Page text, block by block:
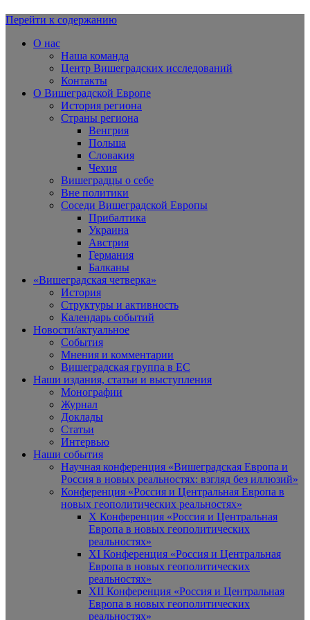
Вишеградская Европа
Перейти к содержанию
О нас
Наша команда
Центр Вишеградских исследований
Контакты
О Вишеградской Европе
История региона
Страны региона
Венгрия
Польша
Словакия
Чехия
Вишеградцы о себе
Вне политики
Соседи Вишеградской Европы
Прибалтика
Украина
Австрия
Германия
Балканы
«Вишеградская четверка»
История
Структуры и активность
Календарь событий
Новости/актуальное
События
Мнения и комментарии
Вишеградская группа в ЕС
Наши издания, статьи и выступления
Монографии
Журнал
Доклады
Статьи
Интервью
Наши события
Научная конференция «Вишеградская Европа и
Россия в новых реальностях: взгляд без иллюзий»
Конференция «Россия и Центральная Европа в
новых геополитических реальностях»
X Конференция «Россия и Центральная
Европа в новых геополитических
реальностях»
XI Конференция «Россия и Центральная
Европа в новых геополитических
реальностях»
XII Конференция «Россия и Центральная
Европа в новых геополитических
реальностях»